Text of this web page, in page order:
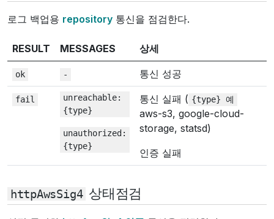
로그 백업용 repository 통신을 점검한다.
RESULT MESSAGES 상세
ok - 통신 성공
fail
unreachable:
{type}
unauthorized:
{type}
통신 실패 ( {type} 예
aws-s3, google-cloud-
storage, statsd)
인증 실패
httpAwsSig4 상태점검